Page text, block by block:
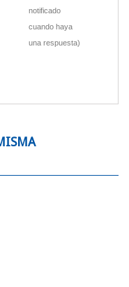
notificado
cuando haya
una respuesta)